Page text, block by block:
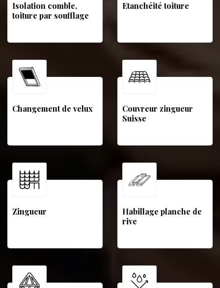
Isolation comble,
toiture par soufflage
Etanchéité toiture
Changement de velux
Couvreur zingueur
Suisse
Zingueur
Habillage planche de
rive